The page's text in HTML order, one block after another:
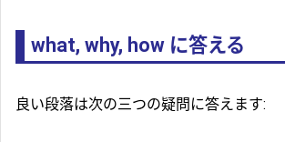
what, why, how に答える
良い段落は次の三つの疑問に答えます: